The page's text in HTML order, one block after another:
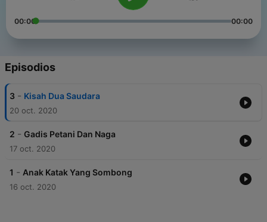
00:00 00:00
Episodios
3 - Kisah Dua Saudara
20 oct. 2020
2 - Gadis Petani Dan Naga
17 oct. 2020
1 - Anak Katak Yang Sombong
16 oct. 2020